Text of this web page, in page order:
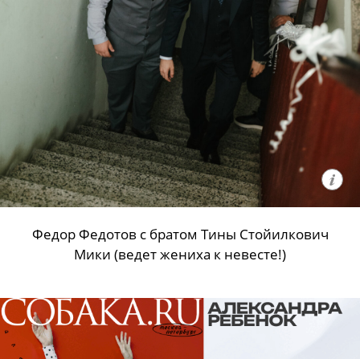
Федор Федотов с братом Тины Стойилкович
Мики (ведет жениха к невесте!)